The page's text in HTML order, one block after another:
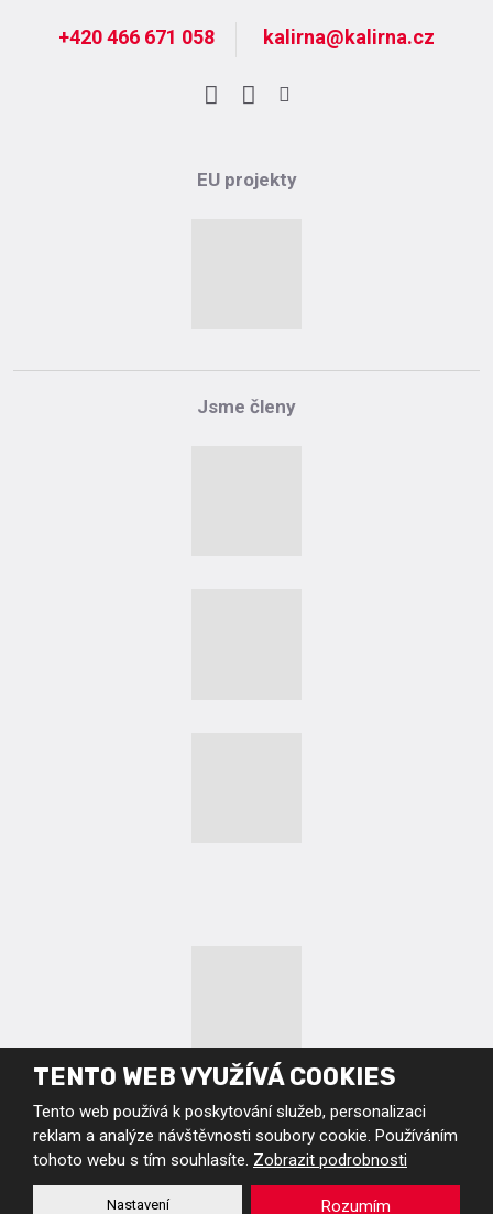
+420 466 671 058 kalirna@kalirna.cz
Facebook
LinkedIn
EU projekty
Jsme členy
© MEDUNA vakuová kalírna s.r.o. 2026, vytvořila eBRÁNA s.r.o.
Podmínky použití
|Mapa stránek GDPR | Kariéra Nastavení cookies
Tento web je chráněn pomocí Google ReCAPTCHA a platí pro něj zásady
ochrany osobních údajů
smluvní podmínky společnosti Google.
TENTO WEB VYUŽÍVÁ COOKIES
Tento web používá k poskytování služeb, personalizaci
reklam a analýze návštěvnosti soubory cookie. Používáním
tohoto webu s tím souhlasíte. Zobrazit podrobnosti
Nastavení Rozumím